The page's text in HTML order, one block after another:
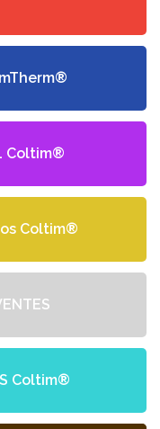
Coltim®
Coltim®
Coltim®